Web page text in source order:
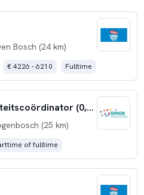
Bosch (24 km)
€ 4226 - 6210 Fulltime
Intern Begeleider / Kwaliteitscoördinator (0,8 fte)
(25 km)
of fulltime